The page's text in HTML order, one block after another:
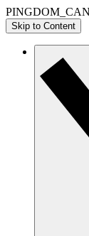
Skip to Content